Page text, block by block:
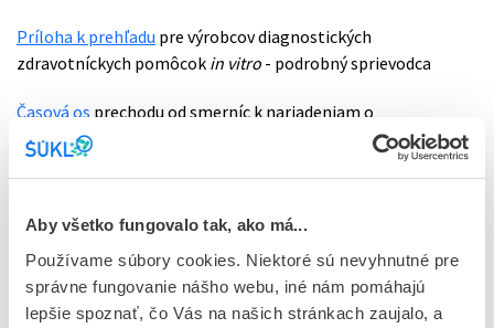
Aby všetko fungovalo tak, ako má...
Používame súbory cookies. Niektoré sú nevyhnutné pre
správne fungovanie nášho webu, iné nám pomáhajú
lepšie spoznať, čo Vás na našich stránkach zaujalo, a
Príloha k prehľadu pre výrobcov diagnostických
zdravotníckych pomôcok in vitro - podrobný sprievodca
Časová os prechodu od smerníc k nariadeniam o
zdravotníckych pomôckach
zdravotníckych pomôckach
in vitro
Prehľadpre splnomocnených zástupcov, dovozcov a
distribútorov